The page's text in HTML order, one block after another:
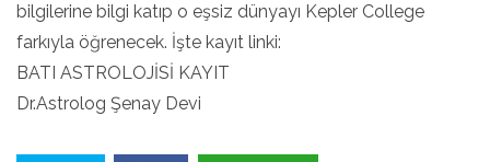
bilgilerine bilgi katıp o eşsiz dünyayı Kepler College
farkıyla öğrenecek. İşte kayıt linki:
BATI ASTROLOJİSİ KAYIT
Dr.Astrolog Şenay Devi